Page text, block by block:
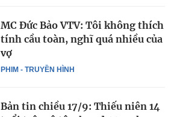
PHIM - TRUYỀN HÌNH
MC Đức Bảo VTV: Tôi không thích
tính cầu toàn, nghĩ quá nhiều của
vợ
Bản tin chiều 17/9: Thiếu niên 14